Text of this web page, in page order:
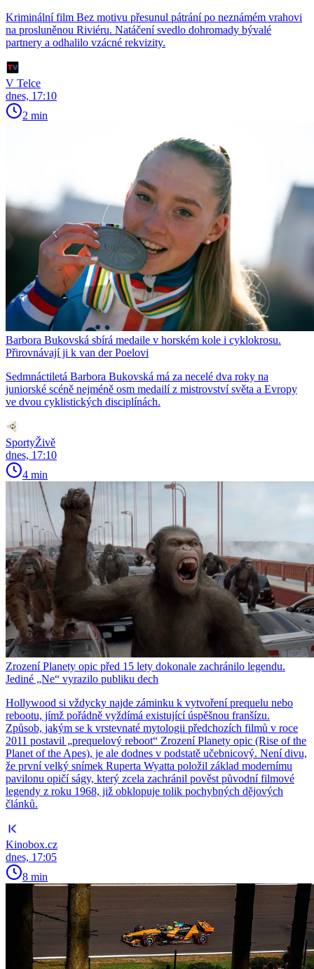
Kriminální film Bez motivu přesunul pátrání po neznámém vrahovi
na prosluněnou Riviéru. Natáčení svedlo dohromady bývalé
partnery a odhalilo vzácné rekvizity.
V Telce
dnes, 17:10
2 min
Barbora Bukovská sbírá medaile v horském kole i cyklokrosu.
Přirovnávají ji k van der Poelovi
Sedmnáctiletá Barbora Bukovská má za necelé dva roky na
juniorské scéně nejméně osm medailí z mistrovství světa a Evropy
ve dvou cyklistických disciplínách.
SportyŽivě
dnes, 17:10
4 min
Zrození Planety opic před 15 lety dokonale zachránilo legendu.
Jediné „Ne“ vyrazilo publiku dech
Hollywood si vždycky najde záminku k vytvoření prequelu nebo
rebootu, jímž pořádně vyždímá existující úspěšnou franšízu.
Způsob, jakým se k vrstevnaté mytologii předchozích filmů v roce
2011 postavil „prequelový reboot“ Zrození Planety opic (Rise of the
Planet of the Apes), je ale dodnes v podstatě učebnicový. Není divu,
že první velký snímek Ruperta Wyatta položil základ modernímu
pavilonu opičí ságy, který zcela zachránil pověst původní filmové
legendy z roku 1968, již obklopuje tolik pochybných dějových
článků.
Kinobox.cz
dnes, 17:05
8 min